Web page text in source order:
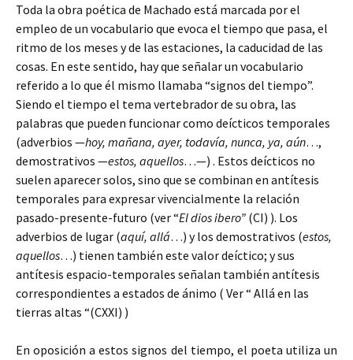
Toda la obra poética de Machado está marcada por el
empleo de un vocabulario que evoca el tiempo que pasa, el
ritmo de los meses y de las estaciones, la caducidad de las
cosas. En este sentido, hay que señalar un vocabulario
referido a lo que él mismo llamaba “signos del tiempo”.
Siendo el tiempo el tema vertebrador de su obra, las
palabras que pueden funcionar como deícticos temporales
(adverbios —hoy, mañana, ayer, todavía, nunca, ya, aún…,
demostrativos —estos, aquellos…—) . Estos deícticos no
suelen aparecer solos, sino que se combinan en antítesis
temporales para expresar vivencialmente la relación
pasado-presente-futuro (ver “El dios ibero” (CI) ). Los
adverbios de lugar (aquí, allá…) y los demostrativos (estos,
aquellos…) tienen también este valor deíctico; y sus
antítesis espacio-temporales señalan también antítesis
correspondientes a estados de ánimo ( Ver “ Allá en las
tierras altas “(CXXI) )
En oposición a estos signos del tiempo, el poeta utiliza un